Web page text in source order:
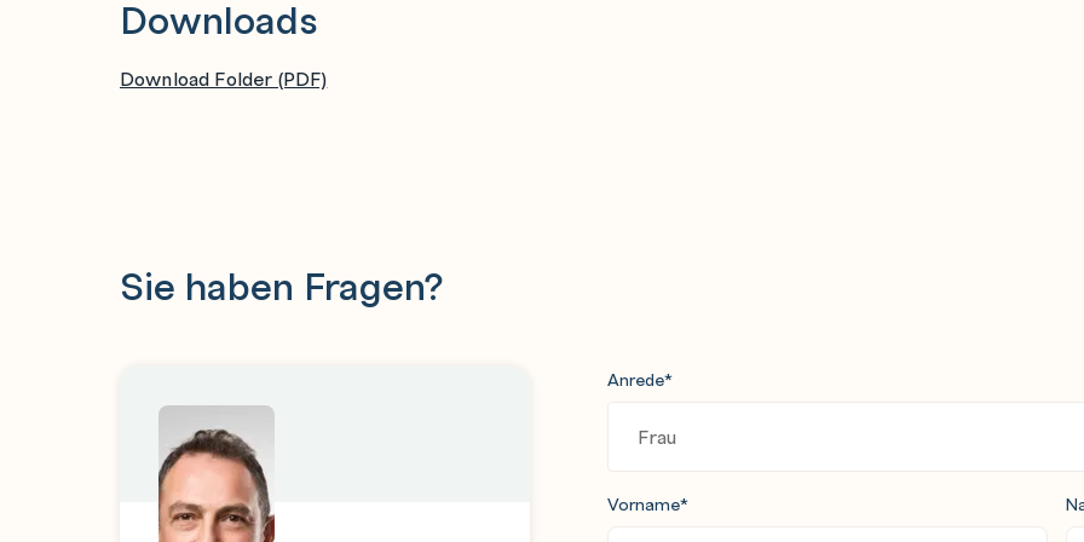
Downloads
Download Folder (PDF)
Sie haben Fragen?
Anrede*
Vorname*